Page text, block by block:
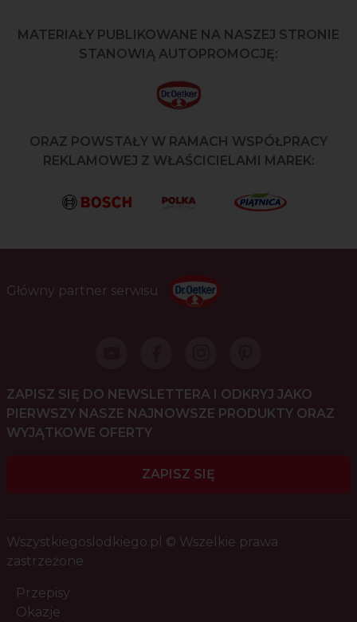
MATERIAŁY PUBLIKOWANE NA NASZEJ STRONIE
STANOWIĄ AUTOPROMOCJĘ:
ORAZ POWSTAŁY W RAMACH WSPÓŁPRACY
REKLAMOWEJ Z WŁAŚCICIELAMI MAREK:
Główny partner serwisu
ZAPISZ SIĘ DO NEWSLETTERA I ODKRYJ JAKO
PIERWSZY NASZE NAJNOWSZE PRODUKTY ORAZ
WYJĄTKOWE OFERTY
ZAPISZ SIĘ
Wszystkiegoslodkiego.pl © Wszelkie prawa
zastrzeżone
Przepisy
Okazje